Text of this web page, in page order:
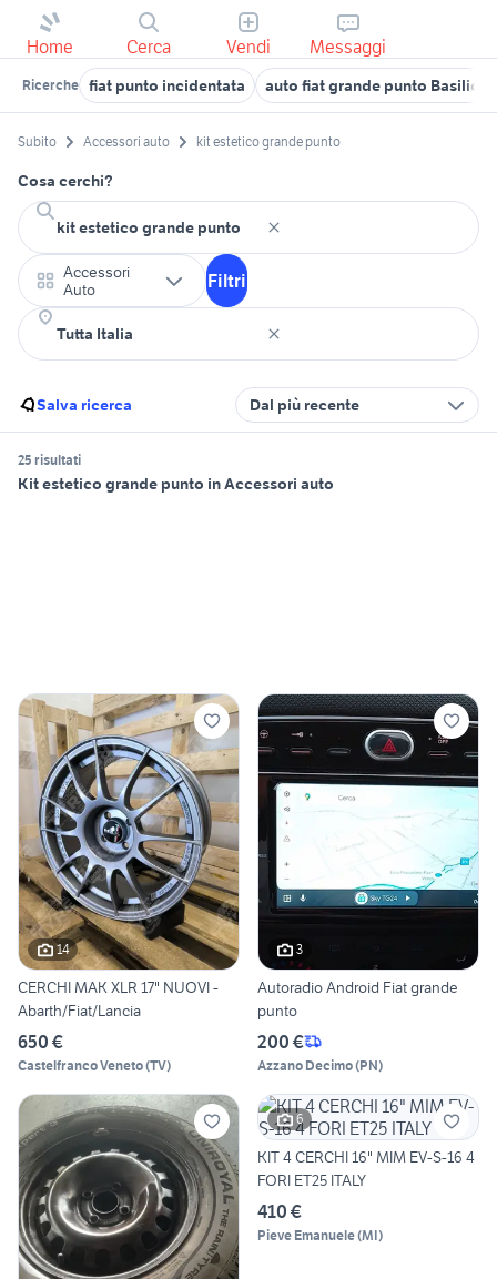
Home Cerca Vendi Messaggi
Ricerche fiat punto incidentata auto fiat grande punto
Subito Accessori auto kit estetico grande punto
Cosa cerchi?
Accessori
Auto
Filtri
Salva ricerca Dal più recente
25 risultati
Kit estetico grande punto in Accessori auto
14
CERCHI MAK XLR 17" NUOVI -
Abarth/Fiat/Lancia
650 €
Castelfranco Veneto(TV)
3
Autoradio Android Fiat grande
punto
200 €
Azzano Decimo(PN)
6
KIT 4 CERCHI 16" MIM EV-S-16 4
FORI ET25 ITALY
410 €
Pieve Emanuele(MI)